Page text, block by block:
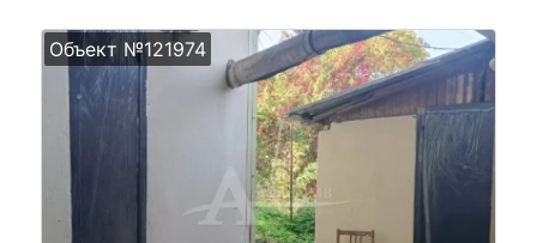
Объект №121974